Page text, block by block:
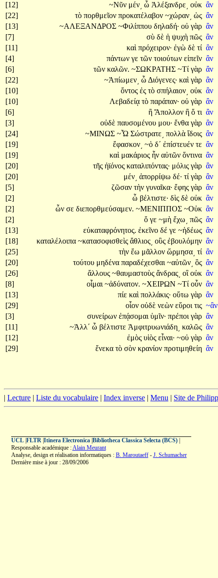
[12]
~Νῦν μέν͵ ὦ Ἀλέξανδρε͵ οὐκ ἂν
[22]
τὸ πορθμεῖον προκατέλαβον ~χώραν͵ ὡς ἂν
[13]
~ΑΛΕΞΑΝΔΡΟΣ ~Φιλίππου δηλαδή· οὐ γὰρ ἂν
[7]
σὺ δὲ ἡ ψυχὴ πῶς ἂν
[11]
καὶ πρόχειρον· ἐγὼ δὲ τί ἂν
[4]
πάντων γε τῶν τοιούτων εἰπεῖν ἂν
[6]
τῶν καλῶν. ~ΣΩΚΡΑΤΗΣ ~Τί γὰρ ἂν
[22]
~Ἀπίωμεν͵ ὦ Διόγενες· καὶ γὰρ ἂν
[10]
ὄντος ἐς τὸ σπήλαιον͵ οὐκ ἂν
[10]
Λεβαδείᾳ τὸ παράπαν· οὐ γὰρ ἂν
[6]
ἢ Ἄπολλον ἢ ὅ τι ἂν
[3]
οὐδὲ παυσομένου μου· ἔνθα γὰρ ἂν
[24]
~ΜΙΝΩΣ ~Ὦ Σώστρατε͵ πολλὰ ἴδοις ἂν
[19]
ἔφασκον͵ ~ὁ δ΄ ἐπίστευέν τε ἂν
[19]
καὶ μακάριος ἦν αὐτῶν ὅντινα ἂν
[20]
τῆς ἠϊόνος καταλιπόντας· μόλις γὰρ ἂν
[20]
μέν͵ ἀπορρίψω δέ· τί γὰρ ἂν
[5]
ζῶσαν τὴν γυναῖκα· ἔφης γὰρ ἂν
[2]
ὦ βέλτιστε· δὶς δὲ οὐκ ἂν
[2]
ὧν σε διεπορθμεύσαμεν. ~ΜΕΝΙΠΠΟΣ ~Οὐκ ἂν
[2]
ὅ γε ~μὴ ἔχω͵ πῶς ἂν
[13]
εὐκαταφρόνητος. ἐκεῖνο δέ γε ~ἡδέως ἂν
[18]
καταλέλοιπα ~κατασοφισθεὶς ἄθλιος͵ οὓς ἐβουλόμην ἂν
[25]
τὴν ἕω μᾶλλον ὥρμησα͵ τί ἂν
[20]
τούτου μηδένα παραδέχεσθαι ~αὐτῶν͵ ὃς ἂν
[26]
ἄλλους ~θαυμαστοὺς ἄνδρας͵ οἳ οὐκ ἂν
[8]
οἶμαι ~ἀδύνατον. ~ΧΕΙΡΩΝ ~Τί οὖν ἂν
[13]
πίε καὶ πολλάκις· οὕτω γὰρ ἂν
[29]
οἷον οὐδὲ νεὼν εὕροι τις
[3]
συνείρων ἐπᾴσομαι ὑμῖν· πρέποι γὰρ ἂν
[11]
~Ἀλλ΄ ὦ βέλτιστε Ἀμφιτρυωνιάδη͵ καλῶς ἂν
[12]
ἐμὸς υἱὸς εἶναι· ~οὐ γὰρ ἂν
[29]
ἕνεκα τὸ σὸν κρανίον προτιμηθείη ἂν
| Lecture | Liste du vocabulaire | Index inverse | Menu | Site de
UCL| FLTR| Itinera Electronica| Bibliotheca Classica Selecta (BCS)|
Responsable académique :Alain Meurant
Analyse, design et réalisation informatiques : B. Maroutaeff- J. Schumacher
Dernière mise à jour : 28/09/2006